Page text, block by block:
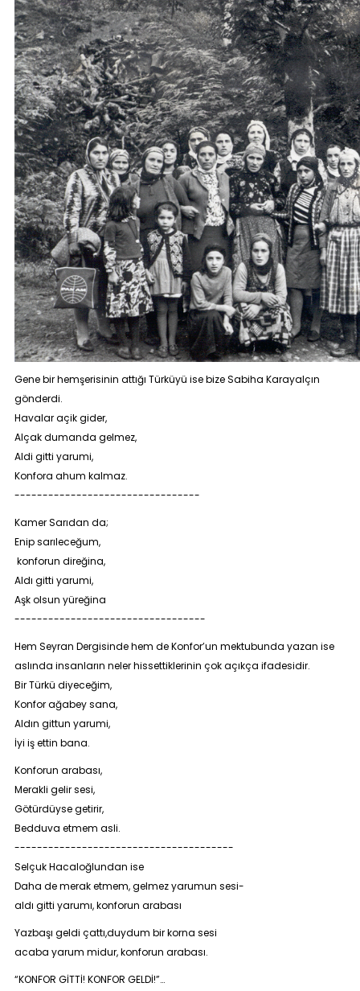
Gene bir hemşerisinin attığı Türküyü ise bize Sabiha Karayalçın
gönderdi.
Havalar açik gider,
Alçak dumanda gelmez,
Aldi gitti yarumi,
Konfora ahum kalmaz.
---------------------------------
Kamer Sarıdan da;
Enip sarıleceğum,
konforun direğina,
Aldı gitti yarumi,
Aşk olsun yüreğina
----------------------------------
Hem Seyran Dergisinde hem de Konfor’un mektubunda yazan ise
aslında insanların neler hissettiklerinin çok açıkça ifadesidir.
Bir Türkü diyeceğim,
Konfor ağabey sana,
Aldın gittun yarumi,
İyi iş ettin bana.
Konforun arabası,
Merakli gelir sesi,
Götürdüyse getirir,
Bedduva etmem asli.
---------------------------------------
Selçuk Hacaloğlundan ise
Daha de merak etmem, gelmez yarumun sesi-
aldı gitti yarumı, konforun arabası
Yazbaşı geldi çattı,duydum bir korna sesi
acaba yarum midur, konforun arabası.
“KONFOR GİTTİ! KONFOR GELDİ!”…